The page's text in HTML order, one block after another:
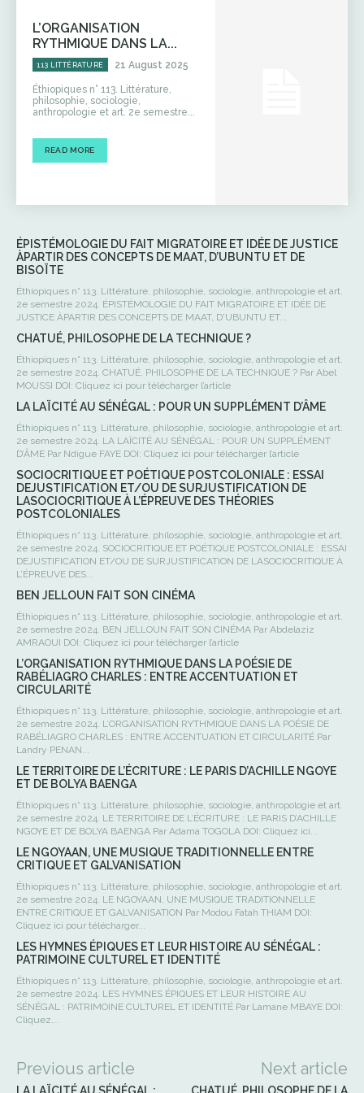
L’ORGANISATION
RYTHMIQUE DANS LA...
113 LITTÉRATURE 21 August 2025
Éthiopiques n° 113. Littérature,
philosophie, sociologie,
anthropologie et art. 2e semestre...
READ MORE
ÉPISTÉMOLOGIE DU FAIT MIGRATOIRE ET IDÉE DE JUSTICE
ÀPARTIR DES CONCEPTS DE MAAT, D’UBUNTU ET DE
BISOÏTE
Éthiopiques n° 113. Littérature, philosophie, sociologie, anthropologie et art.
2e semestre 2024. ÉPISTÉMOLOGIE DU FAIT MIGRATOIRE ET IDÉE DE
JUSTICE ÀPARTIR DES CONCEPTS DE MAAT, D'UBUNTU ET...
CHATUÉ, PHILOSOPHE DE LA TECHNIQUE ?
Éthiopiques n° 113. Littérature, philosophie, sociologie, anthropologie et art.
2e semestre 2024. CHATUÉ, PHILOSOPHE DE LA TECHNIQUE ? Par Abel
MOUSSI DOI: Cliquez ici pour télécharger l’article
LA LAÏCITÉ AU SÉNÉGAL : POUR UN SUPPLÉMENT D’ÂME
Éthiopiques n° 113. Littérature, philosophie, sociologie, anthropologie et art.
2e semestre 2024. LA LAÏCITÉ AU SÉNÉGAL : POUR UN SUPPLÉMENT
D’ÂME Par Ndigue FAYE DOI: Cliquez ici pour télécharger l’article
SOCIOCRITIQUE ET POÉTIQUE POSTCOLONIALE : ESSAI
DEJUSTIFICATION ET/OU DE SURJUSTIFICATION DE
LASOCIOCRITIQUE À L’ÉPREUVE DES THÉORIES
POSTCOLONIALES
Éthiopiques n° 113. Littérature, philosophie, sociologie, anthropologie et art.
2e semestre 2024. SOCIOCRITIQUE ET POÉTIQUE POSTCOLONIALE : ESSAI
DEJUSTIFICATION ET/OU DE SURJUSTIFICATION DE LASOCIOCRITIQUE À
L’ÉPREUVE DES...
BEN JELLOUN FAIT SON CINÉMA
Éthiopiques n° 113. Littérature, philosophie, sociologie, anthropologie et art.
2e semestre 2024. BEN JELLOUN FAIT SON CINÉMA Par Abdelaziz
AMRAOUI DOI: Cliquez ici pour télécharger l’article
L’ORGANISATION RYTHMIQUE DANS LA POÉSIE DE
RABÉLIAGRO CHARLES : ENTRE ACCENTUATION ET
CIRCULARITÉ
Éthiopiques n° 113. Littérature, philosophie, sociologie, anthropologie et art.
2e semestre 2024. L’ORGANISATION RYTHMIQUE DANS LA POÉSIE DE
RABÉLIAGRO CHARLES : ENTRE ACCENTUATION ET CIRCULARITÉ Par
Landry PENAN...
LE TERRITOIRE DE L’ÉCRITURE : LE PARIS D’ACHILLE NGOYE
ET DE BOLYA BAENGA
Éthiopiques n° 113. Littérature, philosophie, sociologie, anthropologie et art.
2e semestre 2024. LE TERRITOIRE DE L’ÉCRITURE : LE PARIS D’ACHILLE
NGOYE ET DE BOLYA BAENGA Par Adama TOGOLA DOI: Cliquez ici...
LE NGOYAAN, UNE MUSIQUE TRADITIONNELLE ENTRE
CRITIQUE ET GALVANISATION
Éthiopiques n° 113. Littérature, philosophie, sociologie, anthropologie et art.
2e semestre 2024. LE NGOYAAN, UNE MUSIQUE TRADITIONNELLE
ENTRE CRITIQUE ET GALVANISATION Par Modou Fatah THIAM DOI:
Cliquez ici pour télécharger...
LES HYMNES ÉPIQUES ET LEUR HISTOIRE AU SÉNÉGAL :
PATRIMOINE CULTUREL ET IDENTITÉ
Éthiopiques n° 113. Littérature, philosophie, sociologie, anthropologie et art.
2e semestre 2024. LES HYMNES ÉPIQUES ET LEUR HISTOIRE AU
SÉNÉGAL : PATRIMOINE CULTUREL ET IDENTITÉ Par Lamane MBAYE DOI:
Cliquez...
Previous article
LA LAÏCITÉ AU SÉNÉGAL :
Next article
CHATUÉ, PHILOSOPHE DE LA